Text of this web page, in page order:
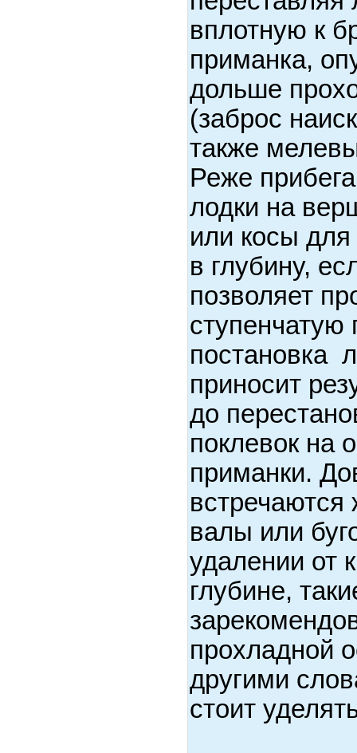
вплотную к
приманка,
дольше
(заброс
также
Реже
лодки на
или косы
в глубину,
позволяет
ступенчатую
постановка
приносит
до
поклевок на
приманки.
встречаются
валы или
удалении от
глубине,
прохладной
другими
стоит